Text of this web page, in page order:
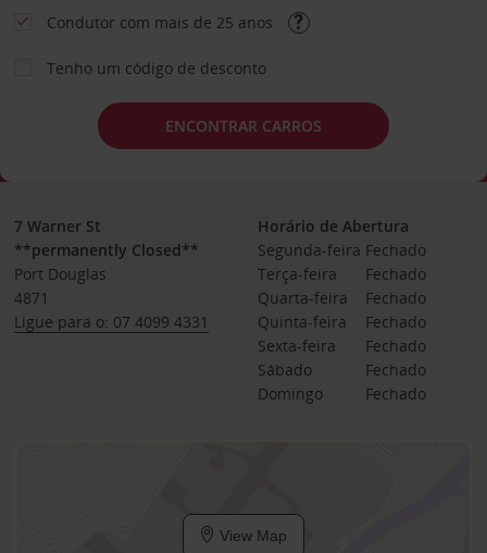
Condutor com mais de 25 anos
Tenho um código de desconto
ENCONTRAR CARROS
7 Warner St
**permanently Closed**
Port Douglas
4871
Ligue para o: 07 4099 4331
Horário de Abertura
Segunda-feira Fechado
Terça-feira
Fechado
Quarta-feira
Fechado
Quinta-feira
Fechado
Sexta-feira
Fechado
Sábado
Fechado
Domingo
Fechado
View Map